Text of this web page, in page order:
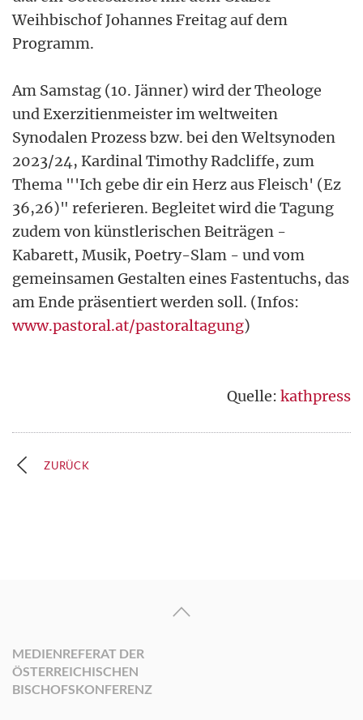
Weihbischof Johannes Freitag auf dem
Programm.
Am Samstag (10. Jänner) wird der Theologe
und Exerzitienmeister im weltweiten
Synodalen Prozess bzw. bei den Weltsynoden
2023/24, Kardinal Timothy Radcliffe, zum
Thema "'Ich gebe dir ein Herz aus Fleisch' (Ez
36,26)" referieren. Begleitet wird die Tagung
zudem von künstlerischen Beiträgen -
Kabarett, Musik, Poetry-Slam - und vom
gemeinsamen Gestalten eines Fastentuchs, das
am Ende präsentiert werden soll. (Infos:
www.pastoral.at/pastoraltagung)
Quelle: kathpress
ZURÜCK
MEDIENREFERAT DER
ÖSTERREICHISCHEN
BISCHOFSKONFERENZ